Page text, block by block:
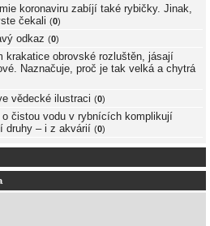
koronaviru zabíjí také rybičky. Jinak,
čekali (0)
odkaz (0)
krakatice obrovské rozluštěn, jásají
Naznačuje, proč je tak velká a chytrá
vědecké ilustraci (0)
o čistou vodu v rybnících komplikují
druhy – i z akvárií (0)